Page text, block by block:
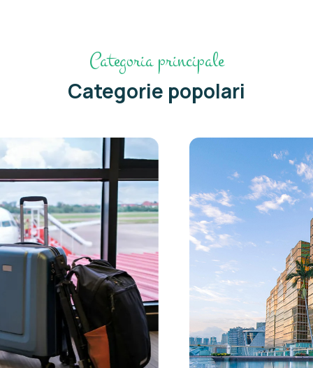
Categoria principale
Categorie popolari